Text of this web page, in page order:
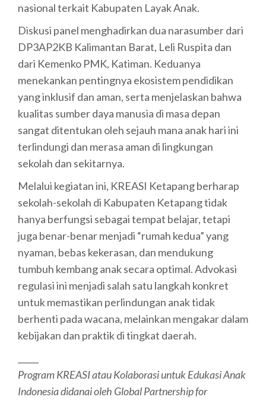
nasional terkait Kabupaten Layak Anak.
Diskusi panel menghadirkan dua narasumber dari
DP3AP2KB Kalimantan Barat, Leli Ruspita dan
dari Kemenko PMK, Katiman. Keduanya
menekankan pentingnya ekosistem pendidikan
yang inklusif dan aman, serta menjelaskan bahwa
kualitas sumber daya manusia di masa depan
sangat ditentukan oleh sejauh mana anak hari ini
terlindungi dan merasa aman di lingkungan
sekolah dan sekitarnya.
Melalui kegiatan ini, KREASI Ketapang berharap
sekolah-sekolah di Kabupaten Ketapang tidak
hanya berfungsi sebagai tempat belajar, tetapi
juga benar-benar menjadi “rumah kedua” yang
nyaman, bebas kekerasan, dan mendukung
tumbuh kembang anak secara optimal. Advokasi
regulasi ini menjadi salah satu langkah konkret
untuk memastikan perlindungan anak tidak
berhenti pada wacana, melainkan mengakar dalam
kebijakan dan praktik di tingkat daerah.
Program KREASI atau Kolaborasi untuk Edukasi Anak
Indonesia didanai oleh Global Partnership for